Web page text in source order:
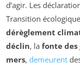
d’agir. Les
Transition
dérèglement
déclin, la fonte des
mers, demeurent